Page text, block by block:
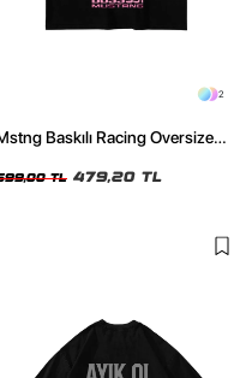
2
Baskılı Racing Oversize
TL 479,20 TL